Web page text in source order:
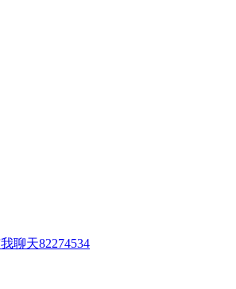
82274534